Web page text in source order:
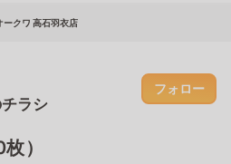
ークワ 高石羽衣店
ラシ
フォロー
）